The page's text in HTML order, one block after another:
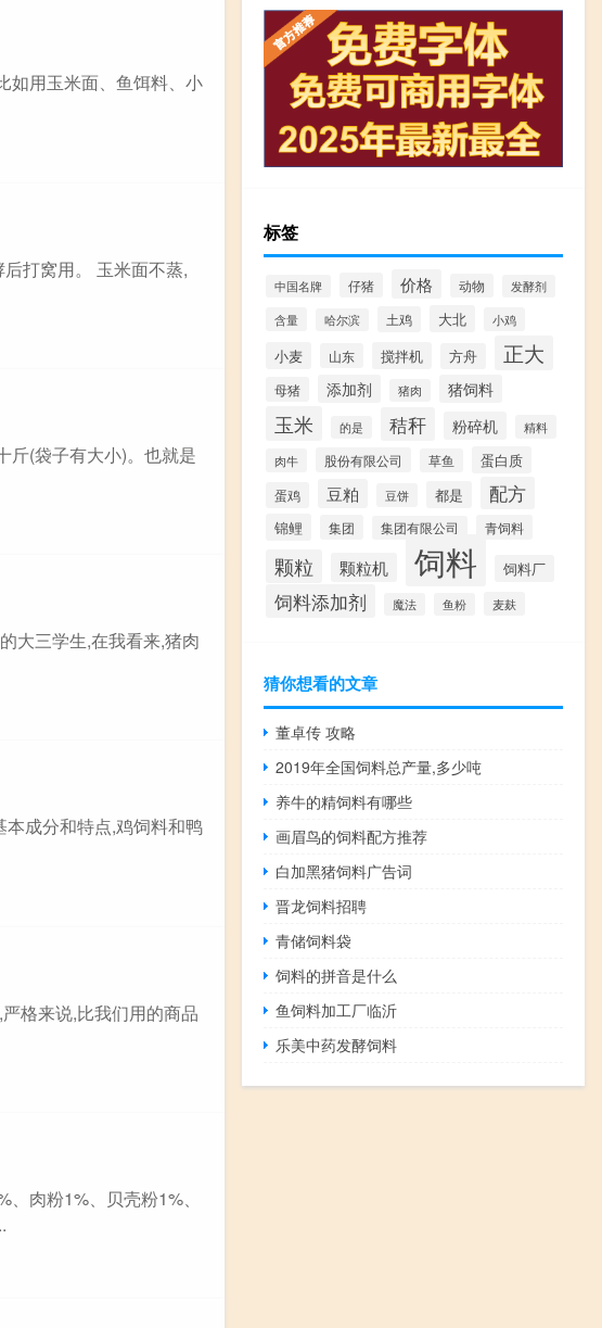
如用玉米面、鱼饵料、小
打窝用。 玉米面不蒸,
斤(袋子有大小)。也就是
大三学生,在我看来,猪肉
成分和特点,鸡饲料和鸭
格来说,比我们用的商品
肉粉1%、贝壳粉1%、
标签
中国名牌 仔猪 价格 动物 发酵剂
含量 哈尔滨 土鸡 大北 小鸡
小麦 山东 搅拌机 方舟 正大
母猪 添加剂 猪肉 猪饲料
玉米 的是 秸秆 粉碎机
精料
肉牛
股份有限公司 草鱼 蛋白质
蛋鸡 豆粕 豆饼 都是 配方
锦鲤 集团 集团有限公司 青饲料
颗粒 颗粒机 饲料 饲料厂
饲料添加剂 魔法 鱼粉 麦麸
猜你想看的文章
董卓传 攻略
2019年全国饲料总产量,多少吨
养牛的精饲料有哪些
画眉鸟的饲料配方推荐
白加黑猪饲料广告词
晋龙饲料招聘
青储饲料袋
饲料的拼音是什么
鱼饲料加工厂临沂
乐美中药发酵饲料